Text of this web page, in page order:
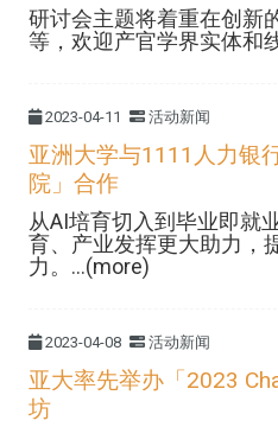
研讨会主题将着重在创新
等，欢迎产官学界实体和
2023-04-11 活动新闻
亚洲大学与1111人力银
院」合作
从AI培育切入到毕业即就
育、产业发挥更大助力，
力。...(more)
2023-04-08 活动新闻
亚大率先举办「2023
坊